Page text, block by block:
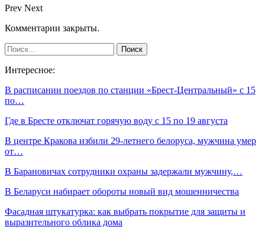
Prev Next
Комментарии закрыты.
Интересное:
В расписании поездов по станции «Брест-Центральный» с 15
по…
Где в Бресте отключат горячую воду с 15 по 19 августа
В центре Кракова избили 29-летнего белоруса, мужчина умер
от…
В Барановичах сотрудники охраны задержали мужчину,…
В Беларуси набирает обороты новый вид мошенничества
Фасадная штукатурка: как выбрать покрытие для защиты и
выразительного облика дома